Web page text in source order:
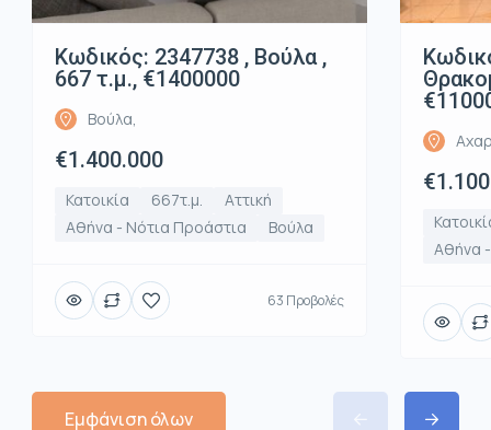
Κωδικός: 2347738 , Βούλα ,
667 τ.μ., €1400000
Βούλα,
€1.400.000
Κατοικία 667τ.μ.
Αττική
Αθήνα - Νότια Προάστια
Βούλα
63 Προβολές
Αθήνα
Εμφάνιση όλων